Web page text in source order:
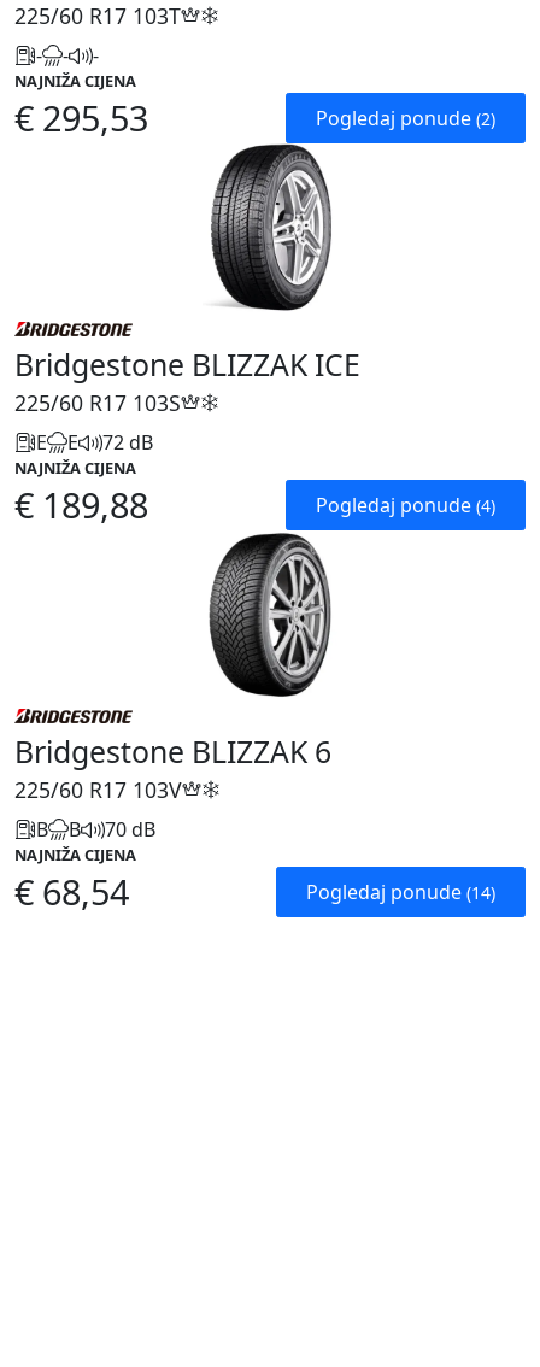
225/60 R17 103T
- - -
NAJNIŽA CIJENA
€ 295,53 Pogledaj ponude (2)
Bridgestone BLIZZAK ICE
225/60 R17 103S
E E 72 dB
NAJNIŽA CIJENA
€ 189,88 Pogledaj ponude (4)
Bridgestone BLIZZAK 6
225/60 R17 103V
B B 70 dB
NAJNIŽA CIJENA
€ 68,54 Pogledaj ponude (14)